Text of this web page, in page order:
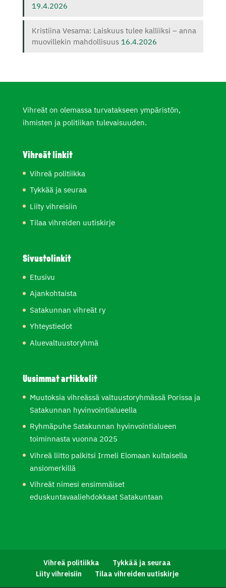
19.4.2026
Kristiina Vesama: Laiskuus tulee kalliiksi – anna
muovillekin mahdollisuus 16.4.2026
Vihreät on olemassa turvatakseen ympäristön,
ihmisten ja politiikan tulevaisuuden.
Vihreät linkit
Vihreä politiikka
Tykkää ja seuraa
Liity vihreisiin
Tilaa vihreiden uutiskirje
Sivustolinkit
Etusivu
Ajankohtaista
Satakunnan vihreät ry
Yhteystiedot
Aluevaltuustoryhmä
Uusimmat artikkelit
Muutoksia vihreässä valtuustoryhmässä Porissa ja
Satakunnan hyvinvointialueella
Ryhmäpuhe Satakunnan hyvinvointialueen
toiminnasta vuonna 2025
Vihreä liitto palkitsi Irmeli Elomaan kultaisella
ansiomerkillä
Vihreät nimesi ensimmäiset
eduskuntavaaliehdokkaat Satakuntaan
Vihreä politiikka
Tykkää ja seuraa
Liity vihreisiin
Tilaa vihreiden uutiskirje